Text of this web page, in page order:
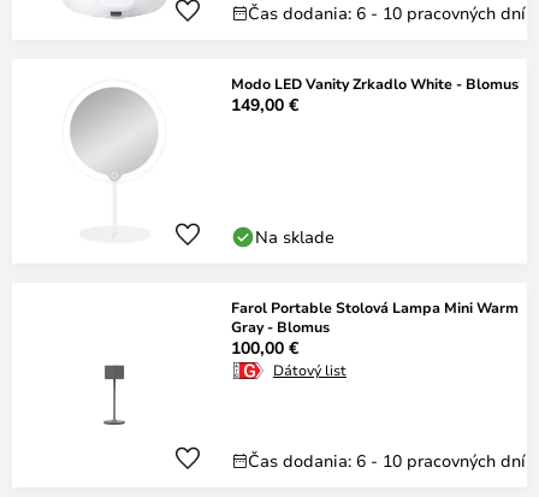
Čas dodania: 6 - 10 pracovných dní
Modo LED Vanity Zrkadlo White - Blomus
149,00 €
Na sklade
Farol Portable Stolová Lampa Mini Warm
Gray - Blomus
100,00 €
Dátový list
Čas dodania: 6 - 10 pracovných dní